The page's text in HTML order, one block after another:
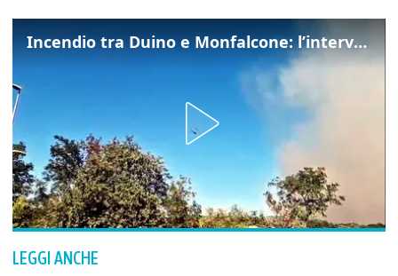
Incendio tra Duino e Monfalcone: l’intervento dei vigili del fuoco
LEGGI ANCHE